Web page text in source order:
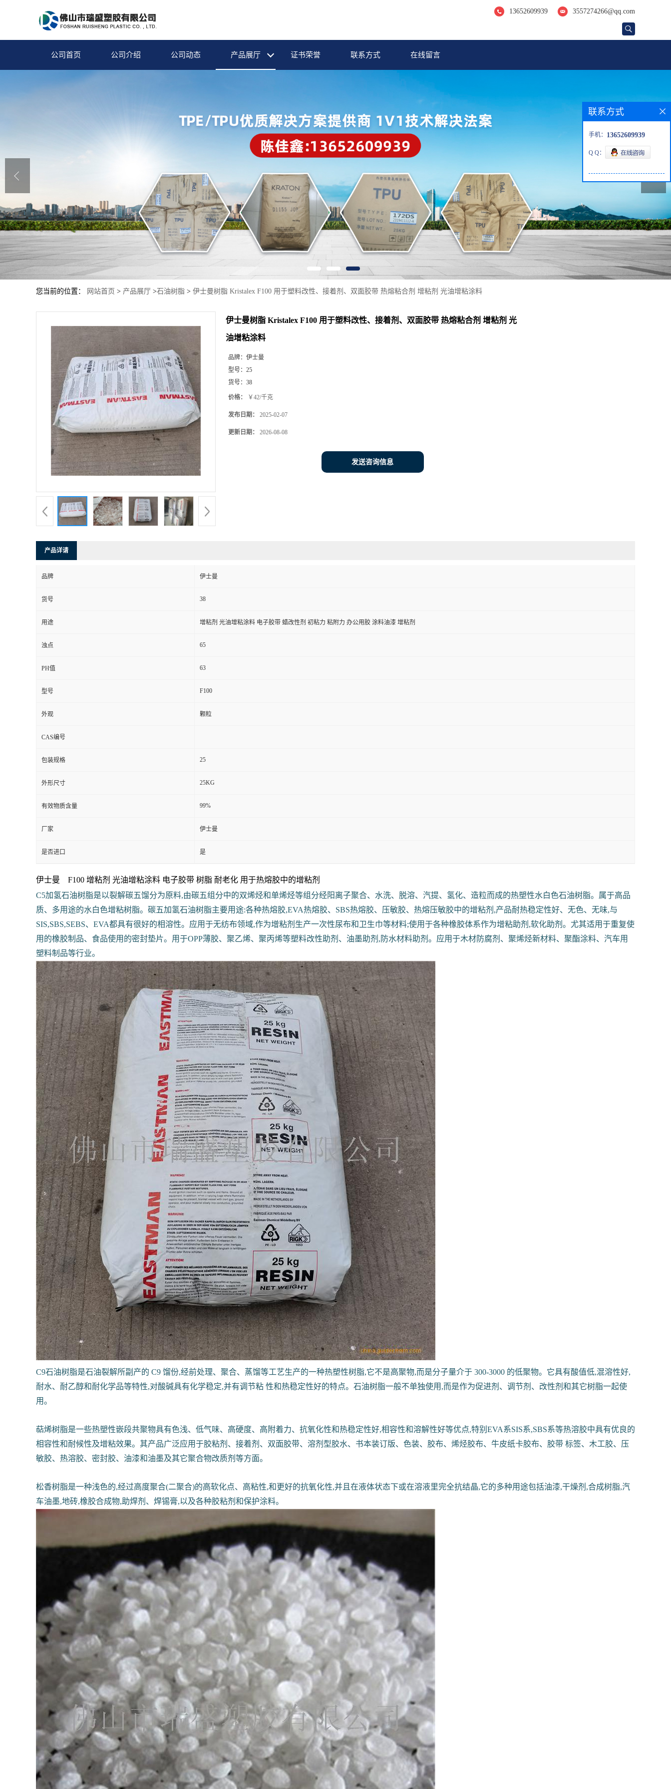
13652609939 3557274266@qq.com
公司首页 公司介绍 公司动态 产品展厅 证书荣誉 联系方式 在线留言
您当前的位置： 网站首页 > 产品展厅 >石油树脂 > 伊士曼树脂 Kristalex F100 用于塑料改性、接着剂、双面胶带 热熔粘合剂 增粘剂 光油增粘涂料
伊士曼树脂 Kristalex F100 用于塑料改性、接着剂、双面胶带 热熔粘合剂 增粘剂 光
油增粘涂料
品牌： 伊士曼
型号： 25
货号： 38
价格： ￥42/千克
发布日期： 2025-02-07
更新日期： 2026-08-08
发送咨询信息
产品详请
品牌 伊士曼
货号 38
用途 增粘剂 光油增粘涂料 电子胶带 蜡改性剂 初粘力 粘附力 办公用胶 涂料油漆 增粘剂
浊点 65
PH值 63
型号 F100
外观 颗粒
CAS编号
包装规格 25
外形尺寸 25KG
有效物质含量 99%
厂家 伊士曼
是否进口 是
伊士曼 F100 增粘剂 光油增粘涂料 电子胶带 树脂 耐老化 用于热熔胶中的增粘剂
C5加氢石油树脂是以裂解碳五馏分为原料,由碳五组分中的双烯烃和单烯烃等组分经阳离子聚合、水洗、脱溶、汽提、氢化、造粒而成的热塑性水白色石油树脂。属于高品
质、多用途的水白色增粘树脂。碳五加氢石油树脂主要用途:各种热熔胶,EVA热熔胶、SBS热熔胶、压敏胶、热熔压敏胶中的增粘剂,产品耐热稳定性好、无色、无味,与
SIS,SBS,SEBS、EVA都具有很好的相溶性。应用于无纺布领域,作为增粘剂生产一次性尿布和卫生巾等材料;使用于各种橡胶体系作为增粘助剂,软化助剂。尤其适用于重复使
用的橡胶制品、食品使用的密封垫片。用于OPP薄胶、聚乙烯、聚丙烯等塑料改性助剂、油墨助剂,防水材料助剂。应用于木材防腐剂、聚烯烃新材料、聚酯涂料、汽车用
塑料制品等行业。
C9石油树脂是石油裂解所副产的 C9 馏份,经前处理、聚合、蒸馏等工艺生产的一种热塑性树脂,它不是高聚物,而是分子量介于 300-3000 的低聚物。它具有酸值低,混溶性好,
耐水、耐乙醇和耐化学品等特性,对酸碱具有化学稳定,并有调节粘 性和热稳定性好的特点。石油树脂一般不单独使用,而是作为促进剂、调节剂、改性剂和其它树脂一起使
用。
萜烯树脂是一些热塑性嵌段共聚物具有色浅、低气味、高硬度、高附着力、抗氧化性和热稳定性好,相容性和溶解性好等优点,特别EVA系SIS系,SBS系等热溶胶中具有优良的
相容性和耐候性及增粘效果。其产品广泛应用于胶粘剂、接着剂、双面胶带、溶剂型胶水、书本装订版、色装、胶布、烯烃胶布、牛皮纸卡胶布、胶带 标签、木工胶、压
敏胶、热溶胶、密封胶、油漆和油墨及其它聚合物改质剂等方面。
松香树脂是一种浅色的,经过高度聚合(二聚合)的高软化点、高粘性,和更好的抗氧化性,并且在液体状态下或在溶液里完全抗结晶,它的多种用途包括油漆,干燥剂,合成树脂,汽
车油墨,地砖,橡胶合成物,助焊剂、焊锡膏,以及各种胶粘剂和保护涂料。
联系方式
手机： 13652609939
Q Q：